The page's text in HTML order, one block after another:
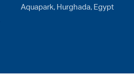
Aquapark, Hurghada, Egypt